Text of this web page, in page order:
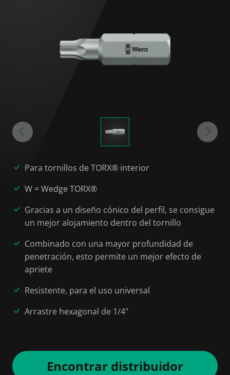
Para tornillos de TORX® interior
W = Wedge TORX®
Gracias a un diseño cónico del perfil, se consigue
un mejor alojamiento dentro del tornillo
Combinado con una mayor profundidad de
penetración, esto permite un mejor efecto de
apriete
Resistente, para el uso universal
Arrastre hexagonal de 1/4"
Encontrar distribuidor